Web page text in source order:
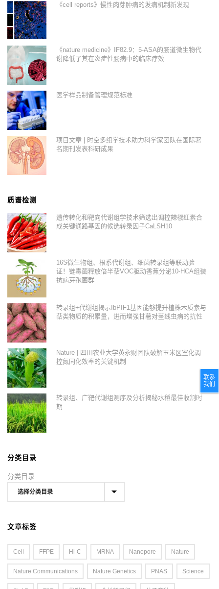
《cell reports》慢性肉芽肿病的发病机制新发现
《nature medicine》IF82.9：5-ASA的肠道微生物代
谢降低了其在炎症性肠病中的临床疗效
医学样品制备管理规范标准
项目文章 | 时空多组学技术助力科学家团队在国际著
名期刊发表科研成果
质谱检测
遗传转化和靶向代谢组学技术筛选出调控辣椒红素合
成关键通路基因的候选转录因子CaLSH10
16S微生物组、根系代谢组、细菌转录组等联动验
证！链霉菌释放倍半萜VOC驱动香蕉分泌10-HCA组装
抗病芽孢菌群
转录组+代谢组揭示IbPIF1基因能够提升植株木质素与
萜类物质的积累量，进而增强甘薯对茎线虫病的抗性
Nature | 四川农业大学黄永财团队破解玉米区室化调
控氮同化效率的关键机制
转录组、广靶代谢组测序及分析揭秘水稻最佳收割时
期
分类目录
分类目录
文章标签
Cell FFPE Hi-C MRNA Nanopore Nature
Nature Communications Nature Genetics PNAS Science
联系
我们